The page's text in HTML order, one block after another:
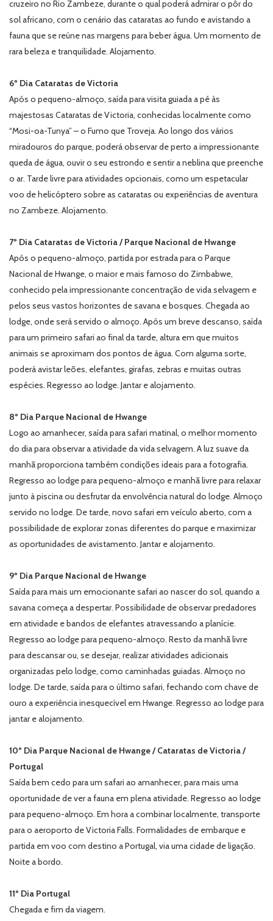
cruzeiro no Rio Zambeze, durante o qual poderá admirar o pôr do
sol africano, com o cenário das cataratas ao fundo e avistando a
fauna que se reúne nas margens para beber água. Um momento de
rara beleza e tranquilidade. Alojamento.
6º Dia Cataratas de Victoria
Após o pequeno-almoço, saída para visita guiada a pé às
majestosas Cataratas de Victoria, conhecidas localmente como
“Mosi-oa-Tunya” – o Fumo que Troveja. Ao longo dos vários
miradouros do parque, poderá observar de perto a impressionante
queda de água, ouvir o seu estrondo e sentir a neblina que preenche
o ar. Tarde livre para atividades opcionais, como um espetacular
voo de helicóptero sobre as cataratas ou experiências de aventura
no Zambeze. Alojamento.
7º Dia Cataratas de Victoria / Parque Nacional de Hwange
Após o pequeno-almoço, partida por estrada para o Parque
Nacional de Hwange, o maior e mais famoso do Zimbabwe,
conhecido pela impressionante concentração de vida selvagem e
pelos seus vastos horizontes de savana e bosques. Chegada ao
lodge, onde será servido o almoço. Após um breve descanso, saída
para um primeiro safari ao final da tarde, altura em que muitos
animais se aproximam dos pontos de água. Com alguma sorte,
poderá avistar leões, elefantes, girafas, zebras e muitas outras
espécies. Regresso ao lodge. Jantar e alojamento.
8º Dia Parque Nacional de Hwange
Logo ao amanhecer, saída para safari matinal, o melhor momento
do dia para observar a atividade da vida selvagem. A luz suave da
manhã proporciona também condições ideais para a fotografia.
Regresso ao lodge para pequeno-almoço e manhã livre para relaxar
junto à piscina ou desfrutar da envolvência natural do lodge. Almoço
servido no lodge. De tarde, novo safari em veículo aberto, com a
possibilidade de explorar zonas diferentes do parque e maximizar
as oportunidades de avistamento. Jantar e alojamento.
9º Dia Parque Nacional de Hwange
Saída para mais um emocionante safari ao nascer do sol, quando a
savana começa a despertar. Possibilidade de observar predadores
em atividade e bandos de elefantes atravessando a planície.
Regresso ao lodge para pequeno-almoço. Resto da manhã livre
para descansar ou, se desejar, realizar atividades adicionais
organizadas pelo lodge, como caminhadas guiadas. Almoço no
lodge. De tarde, saída para o último safari, fechando com chave de
ouro a experiência inesquecível em Hwange. Regresso ao lodge para
jantar e alojamento.
10º Dia Parque Nacional de Hwange / Cataratas de Victoria /
Portugal
Saída bem cedo para um safari ao amanhecer, para mais uma
oportunidade de ver a fauna em plena atividade. Regresso ao lodge
para pequeno-almoço. Em hora a combinar localmente, transporte
para o aeroporto de Victoria Falls. Formalidades de embarque e
partida em voo com destino a Portugal, via uma cidade de ligação.
Noite a bordo.
11º Dia Portugal
Chegada e fim da viagem.